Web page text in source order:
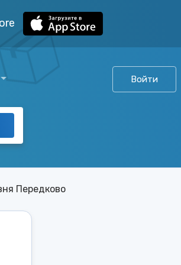
Войти
Передково